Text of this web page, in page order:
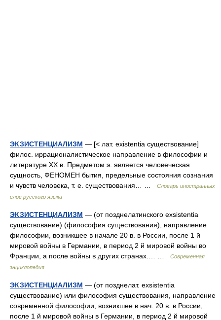
ЭКЗИСТЕНЦИАЛИЗМ — [< лат. existentia существование]
филос. иррационалистическое направление в философии и
литературе XX в. Предметом э. является человеческая
сущность, ФЕНОМЕН бытия, предельные состояния сознания
и чувств человека, т. е. существования… …
Словарь иностранных
слов русского языка
ЭКЗИСТЕНЦИАЛИЗМ — (от позднелатинского exsistentia
существование) (философия существования), направление
философии, возникшее в начале 20 в. в России, после 1 й
мировой войны в Германии, в период 2 й мировой войны во
Франции, а после войны в других странах.… …
Современная
энциклопедия
ЭКЗИСТЕНЦИАЛИЗМ — (от позднелат. exsistentia
существование) или философия существования, направление
современной философии, возникшее в нач. 20 в. в России,
после 1 й мировой войны в Германии, в период 2 й мировой